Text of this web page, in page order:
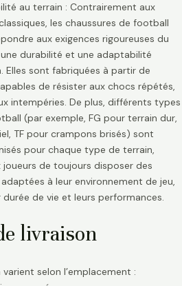
au terrain : Contrairement aux
les chaussures de football
aux exigences rigoureuses du
durabilité et une adaptabilité
Elles sont fabriquées à partir de
de résister aux chocs répétés,
intempéries. De plus, différents types
(par exemple, FG pour terrain dur,
TF pour crampons brisés) sont
pour chaque type de terrain,
joueurs de toujours disposer des
à leur environnement de jeu,
de vie et leurs performances.
livraison
selon l’emplacement :